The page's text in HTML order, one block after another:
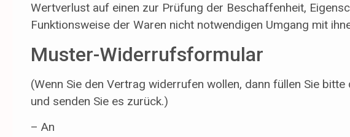
Wertverlust auf einen zur Prüfung der Beschaffenheit,
Funktionsweise der Waren nicht notwendigen Umgang mit
Muster-Widerrufsformular
(Wenn Sie den Vertrag widerrufen wollen, dann füllen Sie
und senden Sie es zurück.)
– An